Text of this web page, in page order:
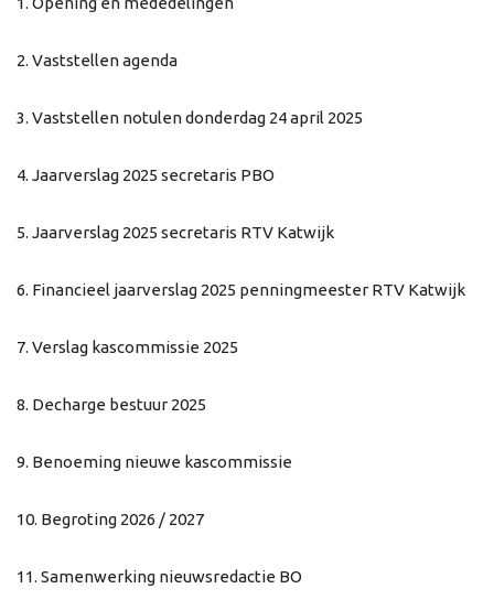
2. Vaststellen agenda
3. Vaststellen notulen donderdag 24 april 2025
4. Jaarverslag 2025 secretaris PBO
5. Jaarverslag 2025 secretaris RTV Katwijk
6. Financieel jaarverslag 2025 penningmeester RTV Katwijk
7. Verslag kascommissie 2025
8. Decharge bestuur 2025
9. Benoeming nieuwe kascommissie
10. Begroting 2026 / 2027
11. Samenwerking nieuwsredactie BO